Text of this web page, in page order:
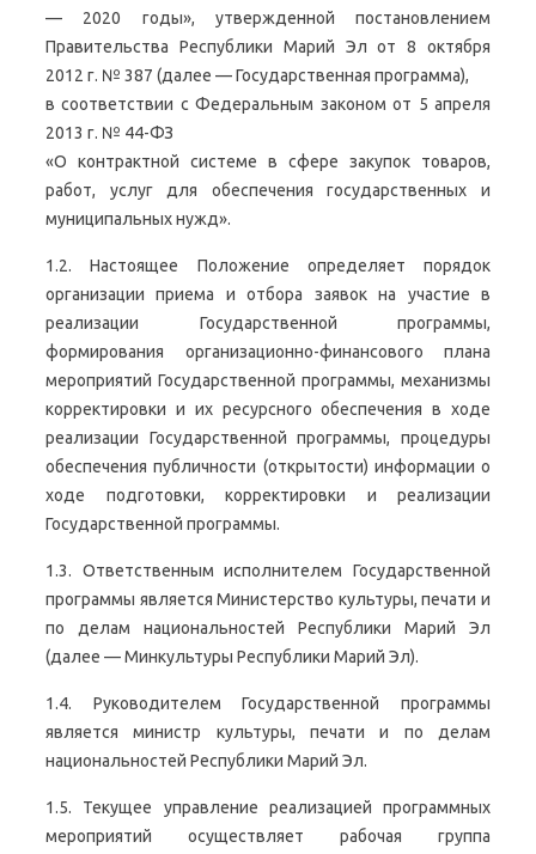
— 2020 годы», утвержденной постановлением
Правительства Республики Марий Эл от 8 октября
2012 г. № 387 (далее — Государственная программа),
в соответствии с Федеральным законом от 5 апреля
2013 г. № 44-ФЗ
«О контрактной системе в сфере закупок товаров,
работ, услуг для обеспечения государственных и
муниципальных нужд».
1.2. Настоящее Положение определяет порядок
организации приема и отбора заявок на участие в
реализации Государственной программы,
формирования организационно-финансового плана
мероприятий Государственной программы, механизмы
корректировки и их ресурсного обеспечения в ходе
реализации Государственной программы, процедуры
обеспечения публичности (открытости) информации о
ходе подготовки, корректировки и реализации
Государственной программы.
1.3. Ответственным исполнителем Государственной
программы является Министерство культуры, печати и
по делам национальностей Республики Марий Эл
(далее — Минкультуры Республики Марий Эл).
1.4. Руководителем Государственной программы
является министр культуры, печати и по делам
национальностей Республики Марий Эл.
1.5. Текущее управление реализацией программных
мероприятий осуществляет рабочая группа